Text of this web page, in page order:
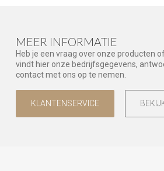
MEER INFORMATIE
Heb je een vraag over onze producten
vindt hier onze bedrijfsgegevens,
contact met ons op te nemen.
KLANTENSERVICE